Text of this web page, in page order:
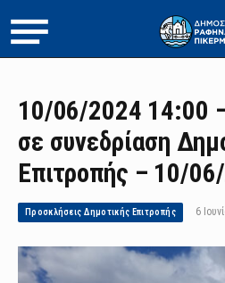
10/06/2024 14:00
σε συνεδρίαση
Επιτροπής – 10/
Προσκλήσεις Δημοτικής Επιτροπής 6